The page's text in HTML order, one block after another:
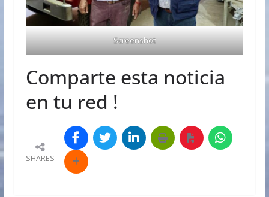
Screenshot
Comparte esta noticia
en tu red !
SHARES